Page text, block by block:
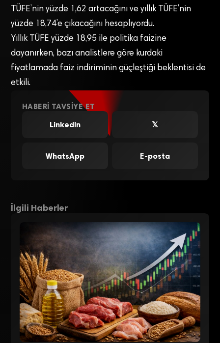
TÜFE’nin yüzde 1,62 artacağını ve yıllık TÜFE’nin
yüzde 18,74’e çıkacağını hesaplıyordu.
Yıllık TÜFE yüzde 18,95 ile politika faizine
dayanırken, bazı analistlere göre kurdaki
fiyatlamada faiz indiriminin güçleştiği beklentisi de
etkili.
HABERI TAVSIYE ET
LinkedIn
𝕏
WhatsApp E-posta
İlgili Haberler